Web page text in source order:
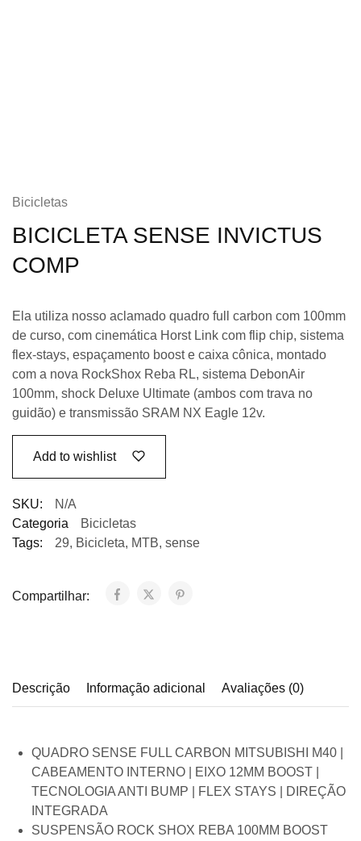
Bicicletas
BICICLETA SENSE INVICTUS
COMP
Ela utiliza nosso aclamado quadro full carbon com 100mm
de curso, com cinemática Horst Link com flip chip, sistema
flex-stays, espaçamento boost e caixa cônica, montado
com a nova RockShox Reba RL, sistema DebonAir
100mm, shock Deluxe Ultimate (ambos com trava no
guidão) e transmissão SRAM NX Eagle 12v.
Add to wishlist
SKU:
N/A
Categoria
Bicicletas
Tags:
29, Bicicleta, MTB, sense
Compartilhar:
Descrição Informação adicional Avaliações (0)
QUADRO SENSE FULL CARBON MITSUBISHI M40 |
CABEAMENTO INTERNO | EIXO 12MM BOOST |
TECNOLOGIA ANTI BUMP | FLEX STAYS | DIREÇÃO
INTEGRADA
SUSPENSÃO ROCK SHOX REBA 100MM BOOST